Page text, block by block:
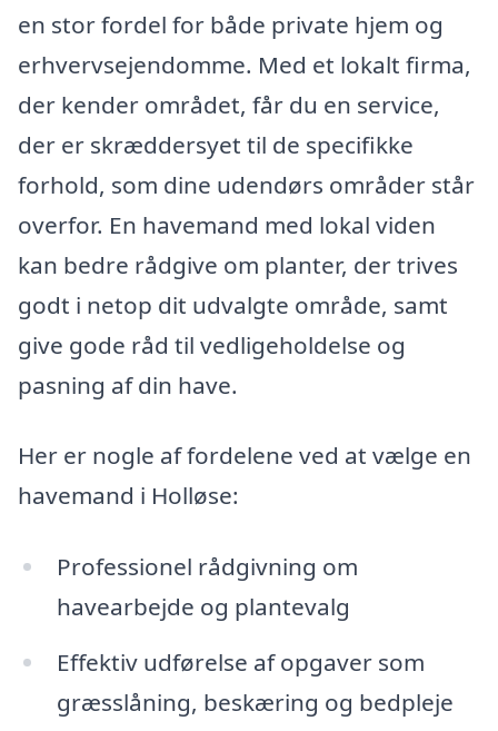
en stor fordel for både private hjem og
erhvervsejendomme. Med et lokalt firma,
der kender området, får du en service,
der er skræddersyet til de specifikke
forhold, som dine udendørs områder står
overfor. En havemand med lokal viden
kan bedre rådgive om planter, der trives
godt i netop dit udvalgte område, samt
give gode råd til vedligeholdelse og
pasning af din have.
Her er nogle af fordelene ved at vælge en
havemand i Holløse:
Professionel rådgivning om
havearbejde og plantevalg
Effektiv udførelse af opgaver som
græsslåning, beskæring og bedpleje